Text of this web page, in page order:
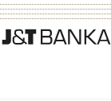
PRAŽSKÁ